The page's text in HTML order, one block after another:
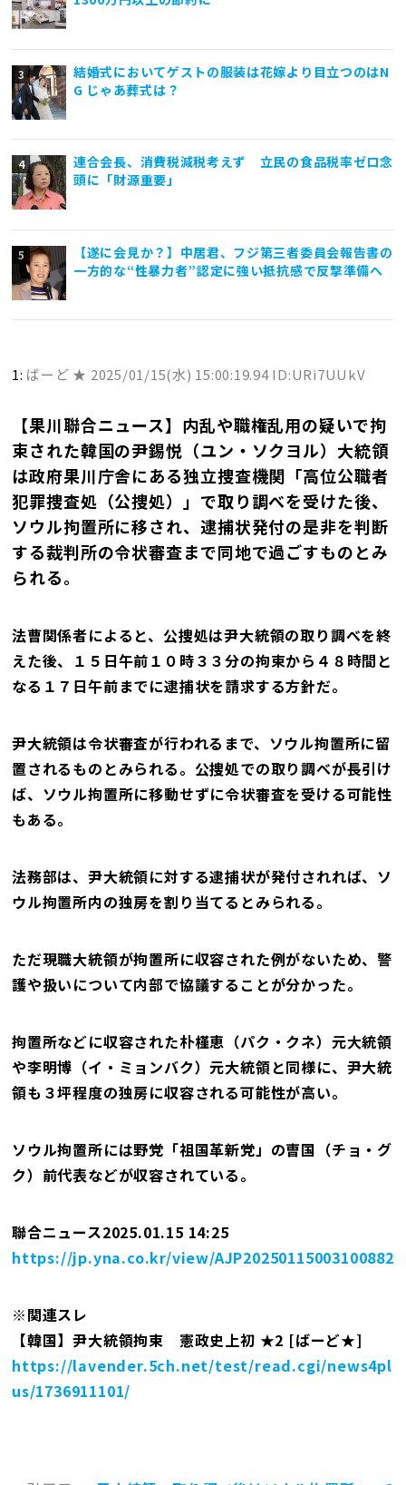
結婚式においてゲストの服装は花嫁より目立つのはN
G じゃあ葬式は？
連合会長、消費税減税考えず 立民の食品税率ゼロ念
頭に「財源重要」
【遂に会見か？】中居君、フジ第三者委員会報告書の
一方的な“性暴力者”認定に強い抵抗感で反撃準備へ
1: ばーど ★ 2025/01/15(水) 15:00:19.94 ID:URi7UUkV
【果川聯合ニュース】内乱や職権乱用の疑いで拘
束された韓国の尹錫悦（ユン・ソクヨル）大統領
は政府果川庁舎にある独立捜査機関「高位公職者
犯罪捜査処（公捜処）」で取り調べを受けた後、
ソウル拘置所に移され、逮捕状発付の是非を判断
する裁判所の令状審査まで同地で過ごすものとみ
られる。
法曹関係者によると、公捜処は尹大統領の取り調べを終
えた後、１５日午前１０時３３分の拘束から４８時間と
なる１７日午前までに逮捕状を請求する方針だ。
尹大統領は令状審査が行われるまで、ソウル拘置所に留
置されるものとみられる。公捜処での取り調べが長引け
ば、ソウル拘置所に移動せずに令状審査を受ける可能性
もある。
法務部は、尹大統領に対する逮捕状が発付されれば、ソ
ウル拘置所内の独房を割り当てるとみられる。
ただ現職大統領が拘置所に収容された例がないため、警
護や扱いについて内部で協議することが分かった。
拘置所などに収容された朴槿恵（パク・クネ）元大統領
や李明博（イ・ミョンバク）元大統領と同様に、尹大統
領も３坪程度の独房に収容される可能性が高い。
ソウル拘置所には野党「祖国革新党」の曺国（チョ・グ
ク）前代表などが収容されている。
聯合ニュース2025.01.15 14:25
https://jp.yna.co.kr/view/AJP20250115003100882
※関連スレ
【韓国】尹大統領拘束 憲政史上初 ★2 [ばーど★]
https://lavender.5ch.net/test/read.cgi/news4pl
us/1736911101/